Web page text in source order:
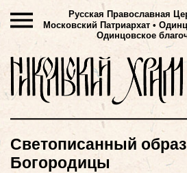
Русская Православная
Московский Патриархат •
Одинцовское
Светописанный
Богородицы